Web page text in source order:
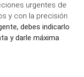
urgentes de
y con la precisión
debes indicarlo
y darle máxima